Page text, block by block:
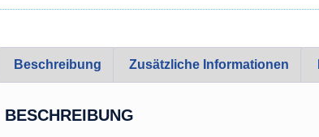
Beschreibung Zusätzliche Informationen
BESCHREIBUNG